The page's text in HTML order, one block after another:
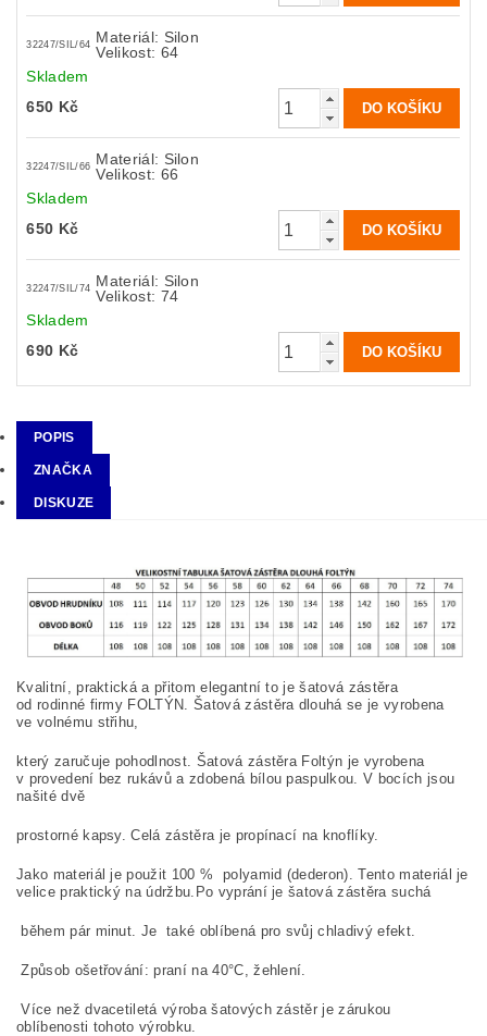
32247/SIL/64 Materiál: Silon
Velikost: 64
Skladem
650 Kč
32247/SIL/66 Materiál: Silon
Velikost: 66
Skladem
650 Kč
32247/SIL/74 Materiál: Silon
Velikost: 74
Skladem
690 Kč
POPIS
ZNAČKA
DISKUZE
Kvalitní, praktická a přitom elegantní to je šatová zástěra
od rodinné firmy FOLTÝN.Šatová zástěra dlouhá se je vyrobena
ve volnému střihu,
který zaručuje pohodlnost. Šatová zástěra Foltýn je vyrobena
v provedení bez rukávů a zdobená bílou paspulkou.V bocích jsou
našité dvě
prostorné kapsy.Celá zástěra je propínací na knoflíky.
Jako materiál je použit 100 % polyamid (dederon).Tento materiál je
velice praktický na údržbu. Po vyprání je šatová zástěra suchá
během pár minut. Je také oblíbená pro svůj chladivý efekt.
Způsob ošetřování: praní na 40°C, žehlení.
Více než dvacetiletá výroba šatových zástěr je zárukou
oblíbenosti tohoto výrobku.